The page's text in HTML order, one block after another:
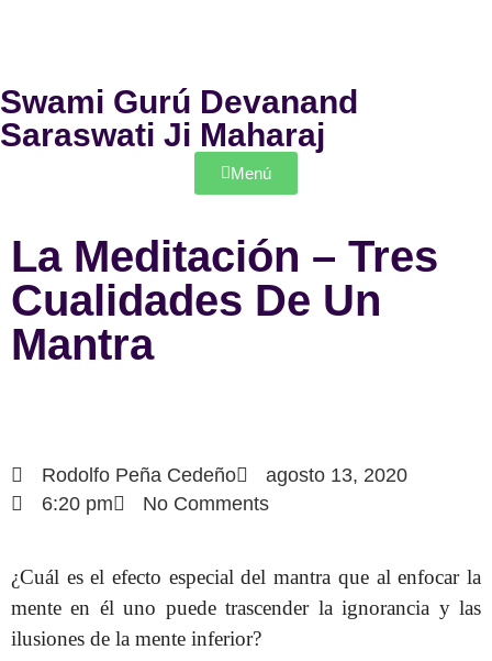
Swami Gurú Devanand
Saraswati Ji Maharaj
Menú
La Meditación – Tres
Cualidades De Un
Mantra
Rodolfo Peña Cedeño
agosto 13, 2020
6:20 pm
No Comments
¿Cuál es el efecto especial del mantra que al enfocar la
mente en él uno puede trascender la ignorancia y las
ilusiones de la mente inferior?